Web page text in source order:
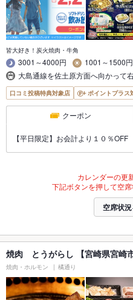
皆大好き！炭火焼肉・牛角
3001～4000円
1001～1500円
大島通線を佐土原方面へ向かって
口コミ投稿特典対象店 ポイントプラス
クーポン
【平日限定】お会計より１０％OFF
カレンダーの更
下記ボタンを押して空席
空席状
焼肉 とうがらし 【宮崎県宮崎市
焼肉・ホルモン 橘通り